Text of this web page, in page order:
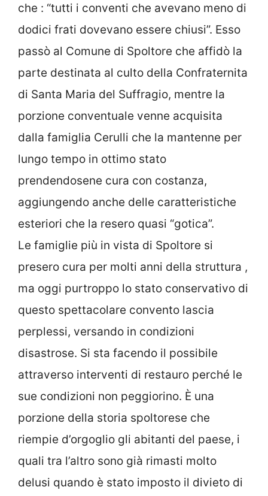
che : “tutti i conventi che avevano meno di
dodici frati dovevano essere chiusi”. Esso
passò al Comune di Spoltore che affidò la
parte destinata al culto della Confraternita
di Santa Maria del Suffragio, mentre la
porzione conventuale venne acquisita
dalla famiglia Cerulli che la mantenne per
lungo tempo in ottimo stato
prendendosene cura con costanza,
aggiungendo anche delle caratteristiche
esteriori che la resero quasi “gotica”.
Le famiglie più in vista di Spoltore si
presero cura per molti anni della struttura ,
ma oggi purtroppo lo stato conservativo di
questo spettacolare convento lascia
perplessi, versando in condizioni
disastrose. Si sta facendo il possibile
attraverso interventi di restauro perché le
sue condizioni non peggiorino. È una
porzione della storia spoltorese che
riempie d’orgoglio gli abitanti del paese, i
quali tra l’altro sono già rimasti molto
delusi quando è stato imposto il divieto di